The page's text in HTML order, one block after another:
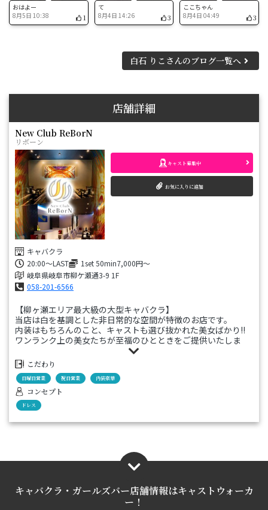
おはよー
8月5日 10:38
1
て
8月4日 14:26
3
ここちゃん
8月4日 04:49
3
白石 りこさんのブログ一覧へ
店舗詳細
New Club ReBorN
リボーン
キャバクラ
20:00～LAST
1set 50min7,000円～
岐阜県岐阜市柳ケ瀬通3-9 1F
058-201-6566
キャスト募集中
お気に入りに追加
【柳ヶ瀬エリア最大級の大型キャバクラ】
当店は白を基調とした非日常的な空間が特徴のお店です。
内装はもちろんのこと、キャストも選び抜かれた美女ばかり!!
ワンランク上の美女たちが至福のひとときをご提供いたしま
ぜひ、当店で素敵な時間をお過ごしください。
こだわり
日曜日営業 祝日営業 内装豪華
コンセプト
ドレス
キャバクラ・ガールズバー店舗情報はキャストウォーカ
ー！